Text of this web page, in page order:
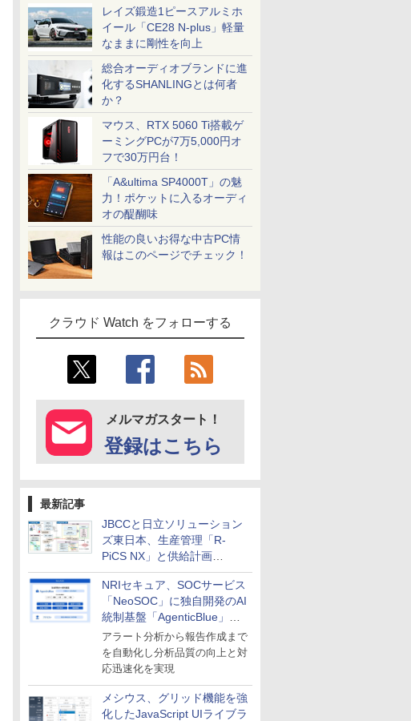
レイズ鍛造1ピースアルミホ
イール「CE28 N-plus」軽量
なままに剛性を向上
総合オーディオブランドに進
化するSHANLINGとは何者
か？
マウス、RTX 5060 Ti搭載ゲ
ーミングPCが7万5,000円オ
フで30万円台！
「A&ultima SP4000T」の魅
力！ポケットに入るオーディ
オの醍醐味
性能の良いお得な中古PC情
報はこのページでチェック！
クラウド Watch をフォローする
メルマガスタート！
登録はこちら
最新記事
JBCCと日立ソリューション
ズ東日本、生産管理「R-
PiCS NX」と供給計画
「scSQUARE ISP」の連携サ
ービスを提供開始
NRIセキュア、SOCサービス
「NeoSOC」に独自開発のAI
統制基盤「AgenticBlue」を
導入
アラート分析から報告作成まで
を自動化し分析品質の向上と対
応迅速化を実現
メシウス、グリッド機能を強
化したJavaScript UIライブラ